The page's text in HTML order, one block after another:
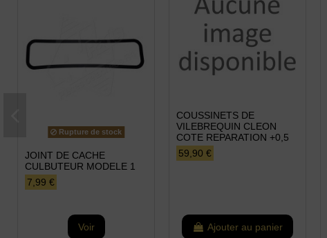
Rupture de stock
JOINT DE CACHE
CULBUTEUR MODELE 1
7,99 €
Voir
COUSSINETS DE
VILEBREQUIN CLEON
COTE REPARATION +0,5
59,90 €
Ajouter au panier